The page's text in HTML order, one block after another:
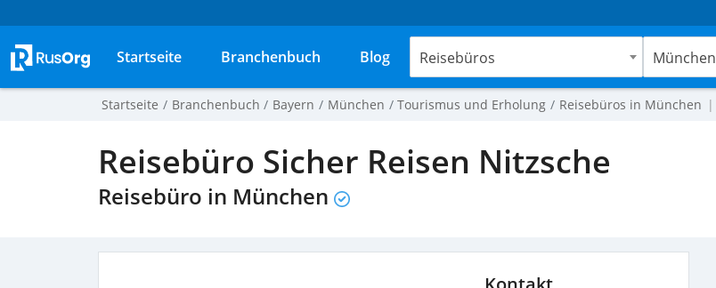
Startseite Branchenbuch Blog Reisebüros München
Startseite Branchenbuch Bayern München Tourismus und Erholung Reisebüros in München
Reisebüro Sicher Reisen Nitzsche
Reisebüro in München